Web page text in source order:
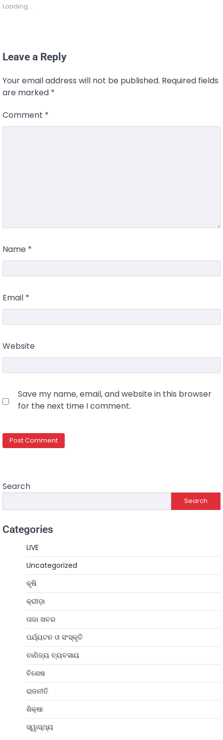
Loading...
Leave a Reply
Your email address will not be published. Required fields
are marked *
Comment *
Name *
Email *
Website
Save my name, email, and website in this browser
for the next time I comment.
Search
Search
Categories
LIVE
Uncategorized
କୃଷି
କ୍ରୀଡ଼ା
ତାଜା ଖବର
ପର୍ଯ୍ୟଟନ ଓ ସଂସ୍କୃତି
ବାଣିଜ୍ୟ ବ୍ୟବସାୟ
ବିଶେଷ
ରାଜନୀତି
ଶିକ୍ଷା
ସ୍ୱାସ୍ଥ୍ୟ